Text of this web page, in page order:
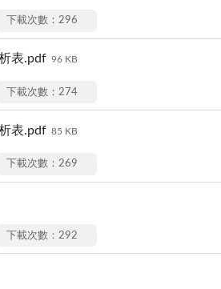
下載次數：296
表.pdf 96 KB
下載次數：274
表.pdf 85 KB
下載次數：269
下載次數：292